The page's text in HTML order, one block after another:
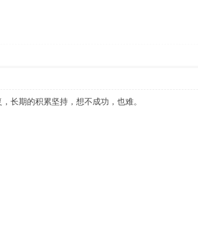
长期的积累坚持，想不成功，也难。